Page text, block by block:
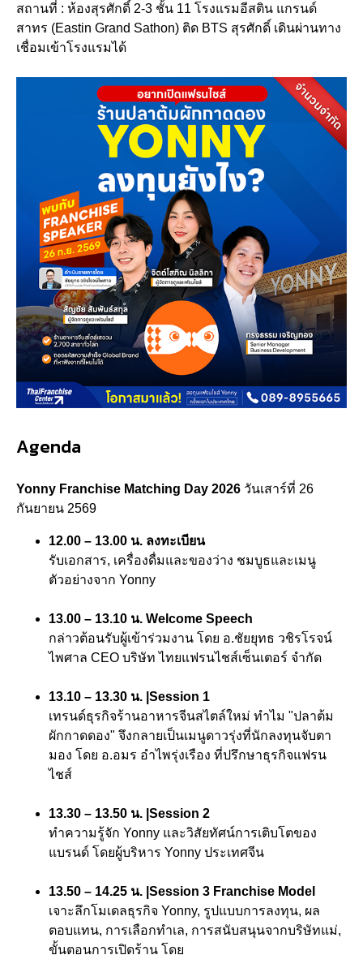
สถานที่ : ห้องสุรศักดิ์ 2-3 ชั้น 11 โรงแรมอีสติน แกรนด์
สาทร (Eastin Grand Sathon) ติด BTS สุรศักดิ์ เดินผ่านทาง
เชื่อมเข้าโรงแรมได้
Agenda
Yonny Franchise Matching Day 2026 วันเสาร์ที่ 26
กันยายน 2569
12.00 – 13.00 น. ลงทะเบียน
รับเอกสาร, เครื่องดื่มและของว่าง ชมบูธและเมนู
ตัวอย่างจาก Yonny
13.00 – 13.10 น. Welcome Speech
กล่าวต้อนรับผู้เข้าร่วมงาน โดย อ.ชัยยุทธ วชิรโรจน์
ไพศาล CEO บริษัท ไทยแฟรนไชส์เซ็นเตอร์ จำกัด
13.10 – 13.30 น. Session 1
เทรนด์ธุรกิจร้านอาหารจีนสไตล์ใหม่ ทำไม "ปลาต้ม
ผักกาดดอง" จึงกลายเป็นเมนูดาวรุ่งที่นักลงทุนจับตา
มอง โดย อ.อมร อำไพรุ่งเรือง ที่ปรึกษาธุรกิจแฟรน
ไชส์
13.30 – 13.50 น. Session 2
ทำความรู้จัก Yonny และวิสัยทัศน์การเติบโตของ
แบรนด์ โดยผู้บริหาร Yonny ประเทศจีน
13.50 – 14.25 น. Session 3 Franchise Model
เจาะลึกโมเดลธุรกิจ Yonny, รูปแบบการลงทุน, ผล
ตอบแทน, การเลือกทำเล, การสนับสนุนจากบริษัทแม่,
ขั้นตอนการเปิดร้าน โดย